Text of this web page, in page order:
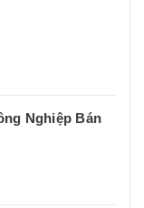
Nghiệp Bán